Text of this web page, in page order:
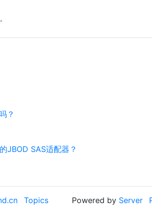
？
SAS适配器？
Topics Powered by Server